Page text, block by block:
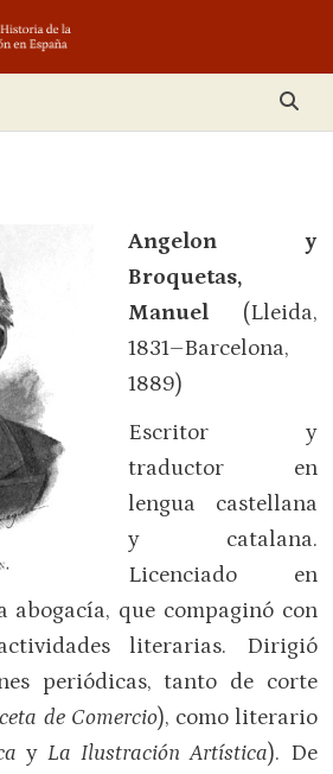
Angelon y
Broquetas,
Manuel(Lleida,
1831–Barcelona,
1889)
Escritor y
traductor en
lengua castellana
y catalana.
Licenciado en
abogacía, que compaginó con
literarias. Dirigió
periódicas, tanto de corte
de Comercio), como literario
yLa Ilustración Artística). De